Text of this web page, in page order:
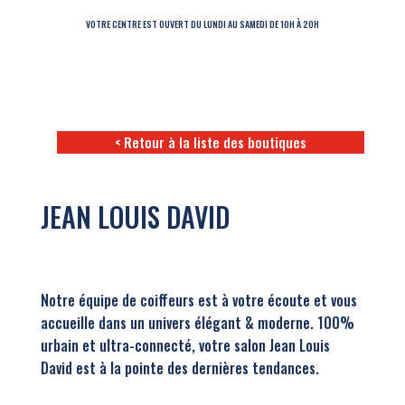
VOTRE CENTRE EST OUVERT DU LUNDI AU SAMEDI DE 10H À 20H
< Retour à la liste des boutiques
JEAN LOUIS DAVID
Notre équipe de coiffeurs est à votre écoute et vous
accueille dans un univers élégant & moderne. 100%
urbain et ultra-connecté, votre salon Jean Louis
David est à la pointe des dernières tendances.